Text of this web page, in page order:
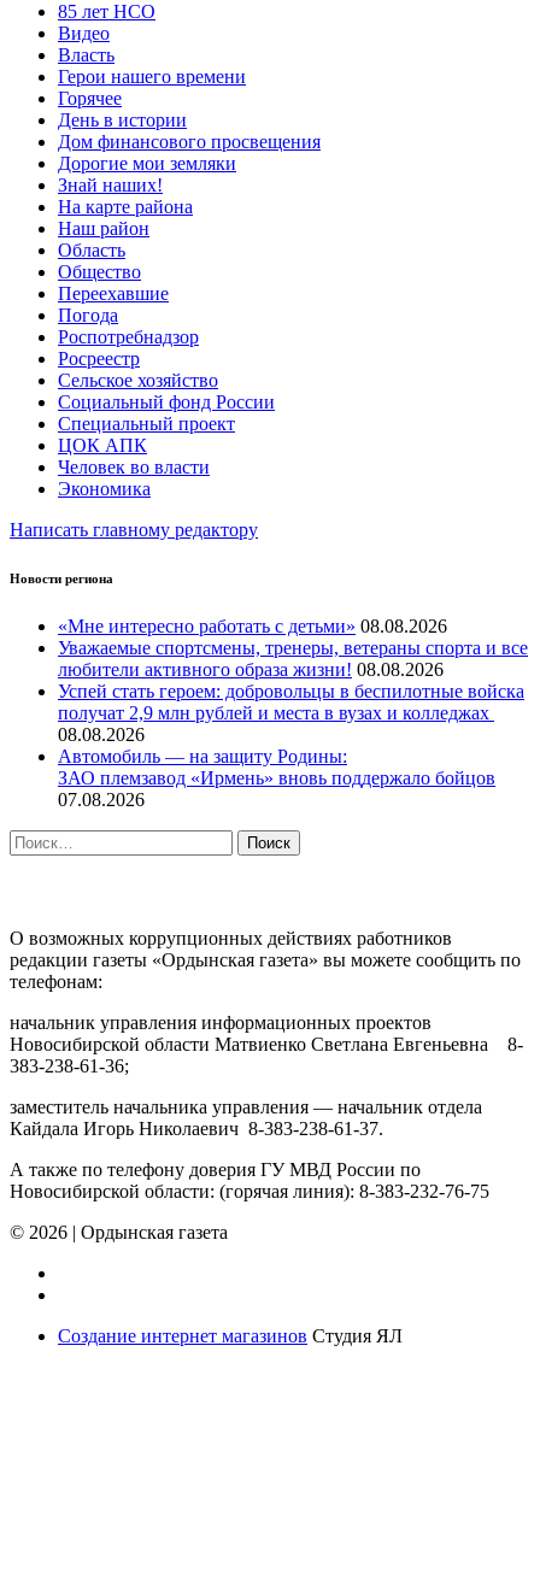
85 лет НСО
Видео
Власть
Герои нашего времени
Горячее
День в истории
Дом финансового просвещения
Дорогие мои земляки
Знай наших!
На карте района
Наш район
Область
Общество
Переехавшие
Погода
Роспотребнадзор
Росреестр
Сельское хозяйство
Социальный фонд России
Специальный проект
ЦОК АПК
Человек во власти
Экономика
Написать главному редактору
Новости региона
«Мне интересно работать с детьми» 08.08.2026
Уважаемые спортсмены, тренеры, ветераны спорта и все
любители активного образа жизни! 08.08.2026
Успей стать героем: добровольцы в беспилотные войска
получат 2,9 млн рублей и места в вузах и колледжах
08.08.2026
Автомобиль — на защиту Родины:
ЗАО племзавод «Ирмень» вновь поддержало бойцов
07.08.2026
Найти:
О возможных коррупционных действиях работников
редакции газеты «Ордынская газета» вы можете сообщить по
телефонам:
начальник управления информационных проектов
Новосибирской области Матвиенко Светлана Евгеньевна 8-
383-238-61-36;
заместитель начальника управления — начальник отдела
Кайдала Игорь Николаевич 8-383-238-61-37.
А также по телефону доверия ГУ МВД России по
Новосибирской области: (горячая линия): 8-383-232-76-75
© 2026 | Ордынская газета
Создание интернет магазинов Студия ЯЛ